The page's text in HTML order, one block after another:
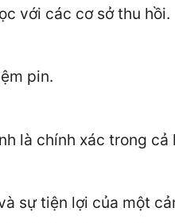
với các cơ sở thu hồi.
pin.
là chính xác trong cả
sự tiện lợi của một